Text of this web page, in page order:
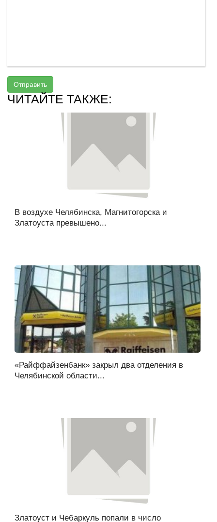
Отправить
ЧИТАЙТЕ ТАКЖЕ:
В воздухе Челябинска, Магнитогорска и
Златоуста превышено...
«Райффайзенбанк» закрыл два отделения в
Челябинской области...
Златоуст и Чебаркуль попали в число